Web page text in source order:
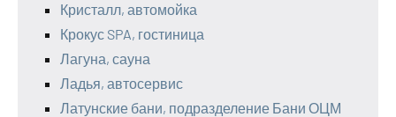
Кристалл, автомойка
Крокус SPA, гостиница
Лагуна, сауна
Ладья, автосервис
Латунские бани, подразделение Бани ОЦМ